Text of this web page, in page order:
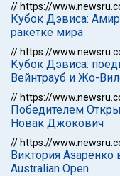
// https://
Кубок Дэвиса:
ракетке мира
// https://
Кубок Дэвиса:
Вейнтрауб и Жо-
// https://
Победителем
Новак Джокович
// https://
Виктория Азаренко
Australian Open